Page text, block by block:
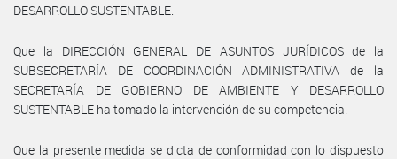
DESARROLLO SUSTENTABLE.
Que la DIRECCIÓN GENERAL DE ASUNTOS JURÍDICOS de la
SUBSECRETARÍA DE COORDINACIÓN ADMINISTRATIVA de la
SECRETARÍA DE GOBIERNO DE AMBIENTE Y DESARROLLO
SUSTENTABLE ha tomado la intervención de su competencia.
Que la presente medida se dicta de conformidad con lo dispuesto